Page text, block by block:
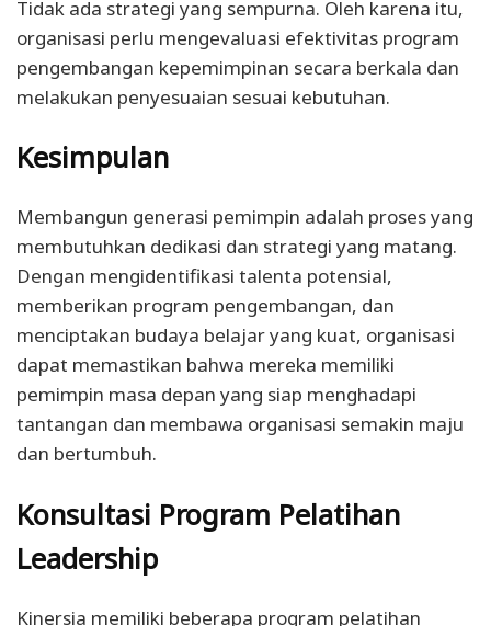
Tidak ada strategi yang sempurna. Oleh karena itu,
organisasi perlu mengevaluasi efektivitas program
pengembangan kepemimpinan secara berkala dan
melakukan penyesuaian sesuai kebutuhan.
Kesimpulan
Membangun generasi pemimpin adalah proses yang
membutuhkan dedikasi dan strategi yang matang.
Dengan mengidentifikasi talenta potensial,
memberikan program pengembangan, dan
menciptakan budaya belajar yang kuat, organisasi
dapat memastikan bahwa mereka memiliki
pemimpin masa depan yang siap menghadapi
tantangan dan membawa organisasi semakin maju
dan bertumbuh.
Konsultasi Program Pelatihan
Leadership
Kinersia memiliki beberapa program pelatihan